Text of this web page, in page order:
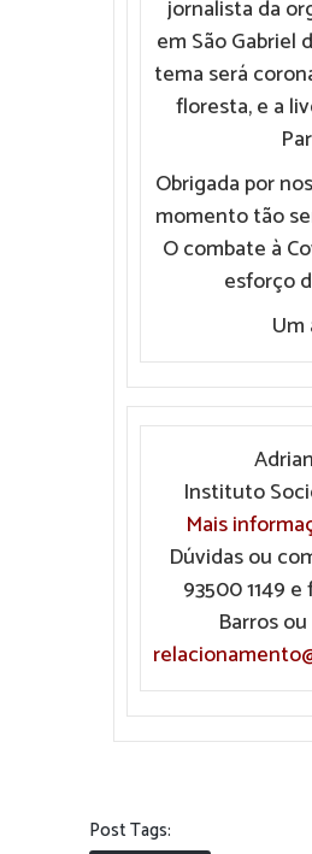
jornalista da
em São Gabriel
tema será
floresta, e a
Obrigada por
momento tão
O combate à
esforço
Um
Instituto
Mais
Dúvidas ou
93500 1149
Barros
Post Tags: